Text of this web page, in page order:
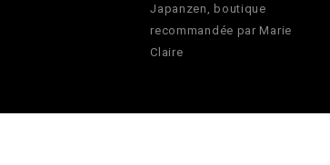
Japanzen, boutique
recommandée par Marie
Claire